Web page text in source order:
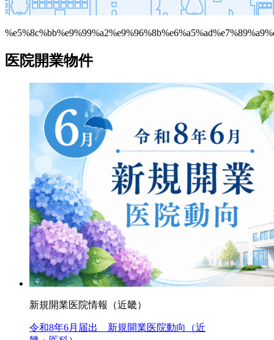
医院開業物件
新規開業医院情報（近畿）
令和8年6月届出 新規開業医院動向（近